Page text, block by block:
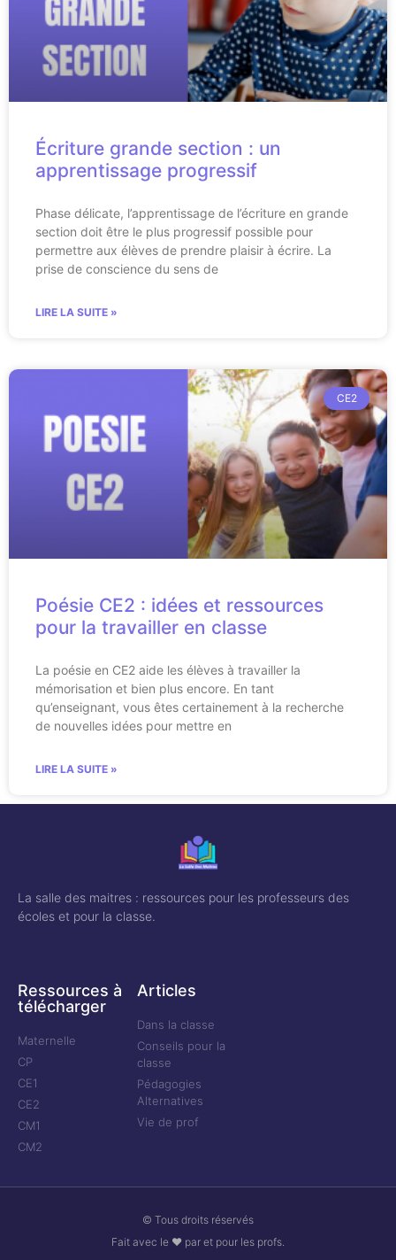
Écriture grande section : un
apprentissage progressif
Phase délicate, l’apprentissage de l’écriture en grande
section doit être le plus progressif possible pour
permettre aux élèves de prendre plaisir à écrire. La
prise de conscience du sens de
LIRE LA SUITE »
CE2
Poésie CE2 : idées et ressources
pour la travailler en classe
La poésie en CE2 aide les élèves à travailler la
mémorisation et bien plus encore. En tant
qu’enseignant, vous êtes certainement à la recherche
de nouvelles idées pour mettre en
LIRE LA SUITE »
La salle des maitres : ressources pour les professeurs des
écoles et pour la classe.
Ressources à
télécharger
Maternelle
CP
CE1
CE2
CM1
CM2
Articles
Dans la classe
Conseils pour la
classe
Pédagogies
Alternatives
Vie de prof
© Tous droits réservés
Fait avec le ❤ par et pour les profs.